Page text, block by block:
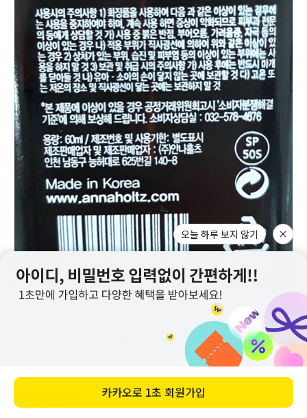
오늘 하루 보지 않기
카카오로 1초 회원가입